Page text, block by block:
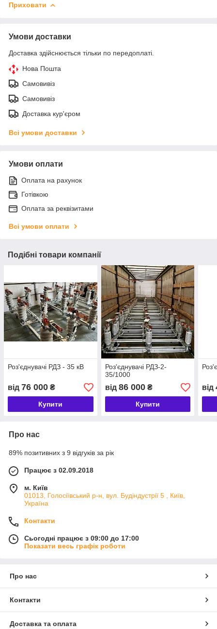
Приховати
Умови доставки
Доставка здійснюється тільки по передоплаті.
Нова Пошта
Самовивіз
Самовивіз
Доставка кур'єром
Всі умови доставки
Умови оплати
Оплата на рахунок
Готівкою
Оплата за реквізитами
Всі умови оплати
Подібні товари компанії
Роз'єднувачі РДЗ - 35 кВ
від 76 000 ₴
Купити
Роз'єднувачі РДЗ-2-
35/1000
від 86 000₴
Купити
від
Про нас
89% позитивних з 9 відгуків за рік
Працює з 02.09.2018
м. Київ
01013, Голосіївський р-н, вул. Будіндустрії 5 , Київ,
Україна
Контакти
Сьогодні працює з 09:00 до 17:00
Показати весь графік роботи
Про нас
Контакти
Доставка та оплата